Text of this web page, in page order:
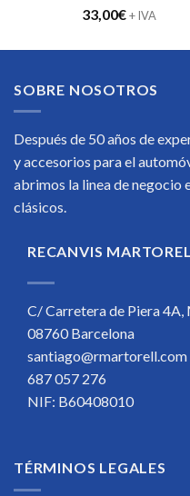
33,00€+ IVA
SOBRE NOSOTROS
Después de 50 años de
y accesorios para el
abrimos la linea de negocio
clásicos.
RECANVIS
C/ Carretera de Piera
08760 Barcelona
santiago@rmartorell.com
687 057 276
NIF: B60408010
TÉRMINOS LEGALES